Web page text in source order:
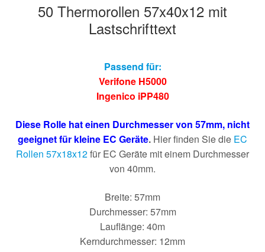
50 Thermorollen 57x40x12 mit
Lastschrifttext
Passend für:
Verifone H5000
Ingenico iPP480
Diese Rolle hat einen Durchmesser von 57mm, nicht
geeignet für kleine EC Geräte. Hier finden Sie die EC
Rollen 57x18x12für EC Geräte mit einem Durchmesser
von 40mm.
Breite: 57mm
Durchmesser: 57mm
Lauflänge: 40m
Kerndurchmesser: 12mm